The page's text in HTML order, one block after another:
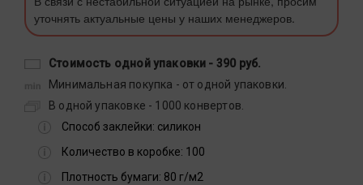
уточнять актуальные цены у наших менеджеров.
Стоимость одной упаковки - 390 руб.
Минимальная покупка - от одной упаковки.
В одной упаковке - 1000 конвертов.
Способ заклейки: силикон
Количество в коробке: 100
Плотность бумаги: 80 г/м2